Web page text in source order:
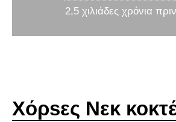
2,5 χιλιάδες χρόνια
Χόρsες Νεκ